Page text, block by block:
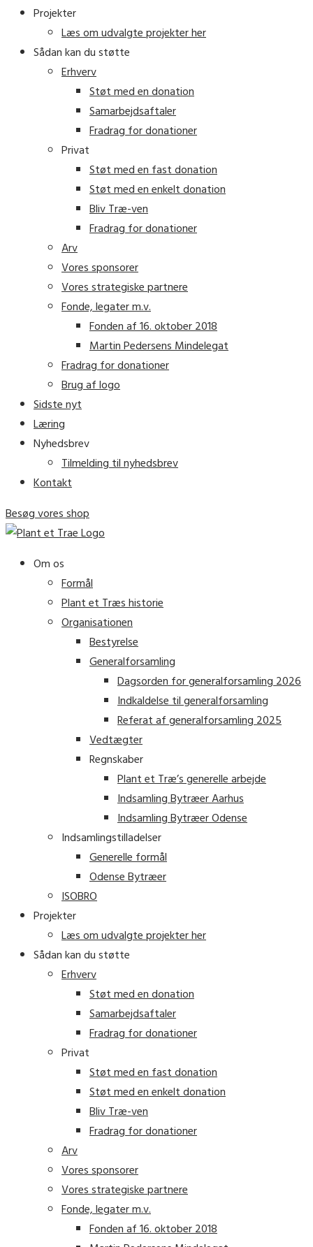
Projekter
Læs om udvalgte projekter her
Sådan kan du støtte
Erhverv
Støt med en donation
Samarbejdsaftaler
Fradrag for donationer
Privat
Støt med en fast donation
Støt med en enkelt donation
Bliv Træ-ven
Fradrag for donationer
Arv
Vores sponsorer
Vores strategiske partnere
Fonde, legater m.v.
Fonden af 16. oktober 2018
Martin Pedersens Mindelegat
Fradrag for donationer
Brug af logo
Sidste nyt
Læring
Nyhedsbrev
Tilmelding til nyhedsbrev
Kontakt
Besøg vores shop
Om os
Formål
Plant et Træs historie
Organisationen
Bestyrelse
Generalforsamling
Dagsorden for generalforsamling 2026
Indkaldelse til generalforsamling
Referat af generalforsamling 2025
Vedtægter
Regnskaber
Plant et Træ’s generelle arbejde
Indsamling Bytræer Aarhus
Indsamling Bytræer Odense
Indsamlingstilladelser
Generelle formål
Odense Bytræer
ISOBRO
Projekter
Læs om udvalgte projekter her
Sådan kan du støtte
Erhverv
Støt med en donation
Samarbejdsaftaler
Fradrag for donationer
Privat
Støt med en fast donation
Støt med en enkelt donation
Bliv Træ-ven
Fradrag for donationer
Arv
Vores sponsorer
Vores strategiske partnere
Fonde, legater m.v.
Fonden af 16. oktober 2018